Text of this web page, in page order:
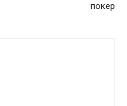
покер